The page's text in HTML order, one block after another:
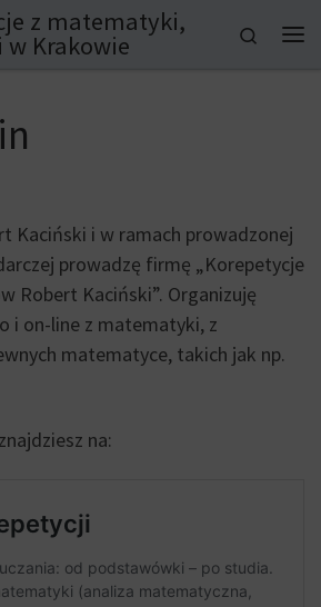
z matematyki,
Krakowie
Search
Kaciński i w ramach prowadzonej
prowadzę firmę „Korepetycje
Robert Kaciński”. Organizuję
i on-line z matematyki, z
matematyce, takich jak np.
na: